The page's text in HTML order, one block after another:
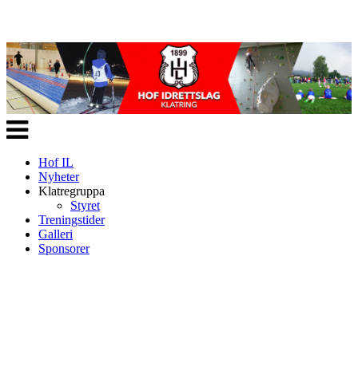
Veksle
navigasjon
Hof IL
Nyheter
Klatregruppa
Styret
Treningstider
Galleri
Sponsorer